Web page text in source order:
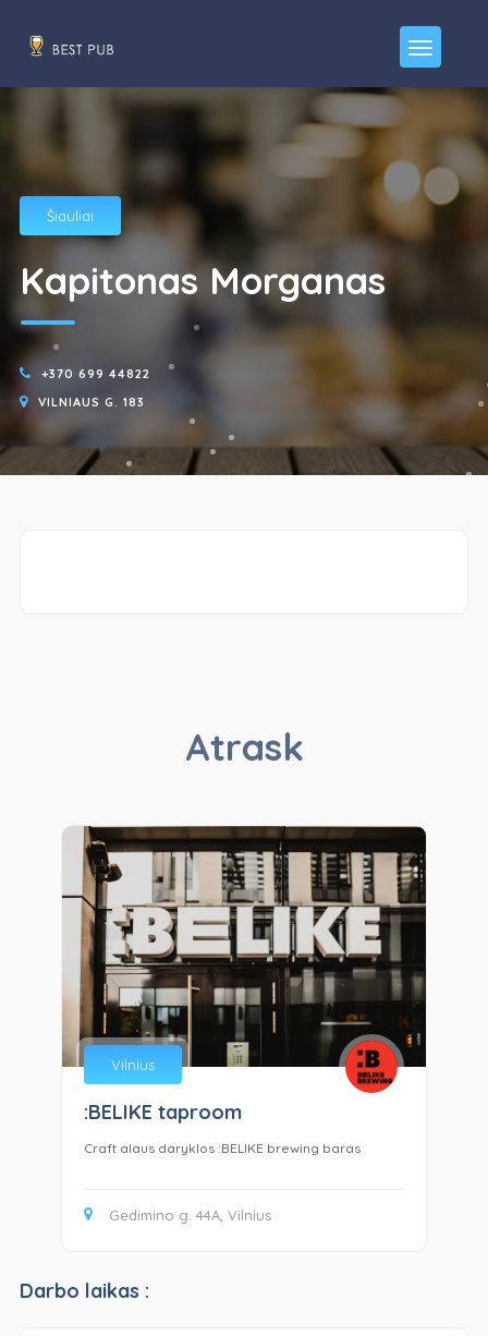
Šiauliai
Kapitonas Morganas
+370 699 44822
VILNIAUS G. 183
Atrask
Vilnius
:BELIKE taproom
Craft alaus daryklos :BELIKE brewing baras
Gedimino g. 44A, Vilnius
Darbo laikas :